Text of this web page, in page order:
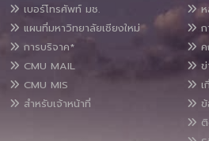
เบอร์โทรศัพท์ มช.
แผนที่มหาวิทยาลัยเชียงใหม่
การบริจาค*
CMU MAIL
CMU MIS
สำหรับเจ้าหน้าที่
ห
ค
ข่